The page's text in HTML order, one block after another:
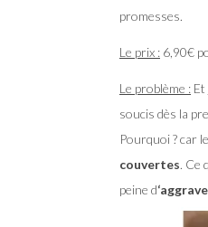
promesses.
Le prix : 6,90€
Le problème :
soucis dès la
Pourquoi ? car
couvertes. Ce
peine d